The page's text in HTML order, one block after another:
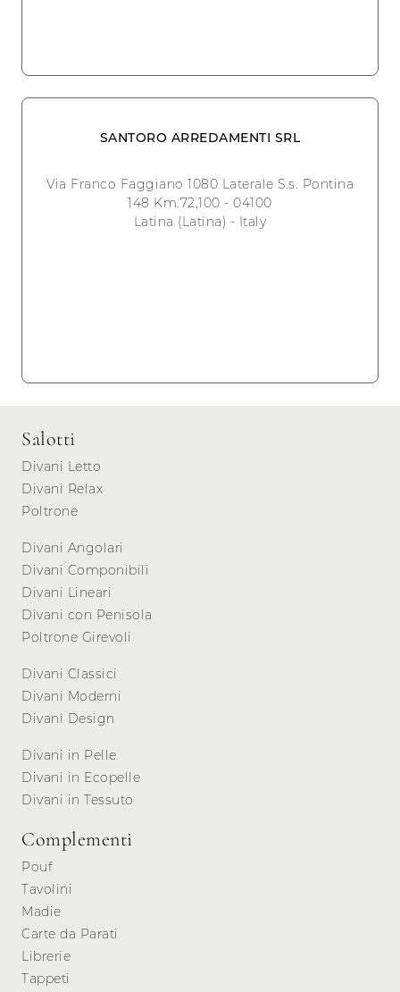
SANTORO ARREDAMENTI SRL
Via Franco Faggiano 1080 Laterale S.s. Pontina
148 Km.72,100 - 04100
Latina (Latina) - Italy
Salotti
Divani Letto
Divani Relax
Poltrone
Divani Angolari
Divani Componibili
Divani Lineari
Divani con Penisola
Poltrone Girevoli
Divani Classici
Divani Moderni
Divani Design
Divani in Pelle
Divani in Ecopelle
Divani in Tessuto
Complementi
Pouf
Tavolini
Madie
Carte da Parati
Librerie
Tappeti